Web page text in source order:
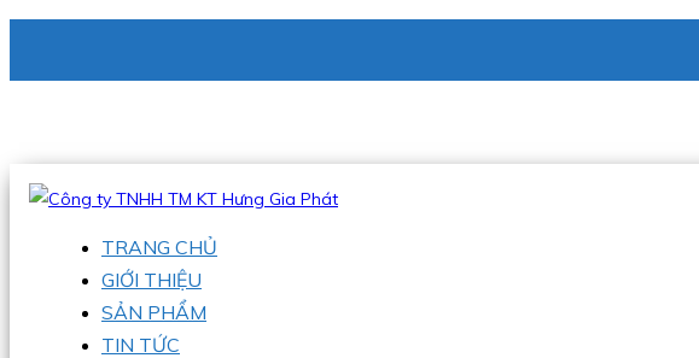
Hotline:0938 336 079
TRANG CHỦ
GIỚI THIỆU
SẢN PHẨM
TIN TỨC